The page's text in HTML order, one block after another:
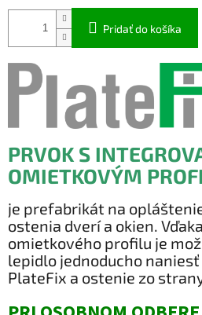
Pridať do košíka
PRVOK S
OMIETKOVÝM
je prefabrikát na
ostenia dverí a okien.
omietkového profilu je
lepidlo jednoducho
PlateFix a ostenie zo